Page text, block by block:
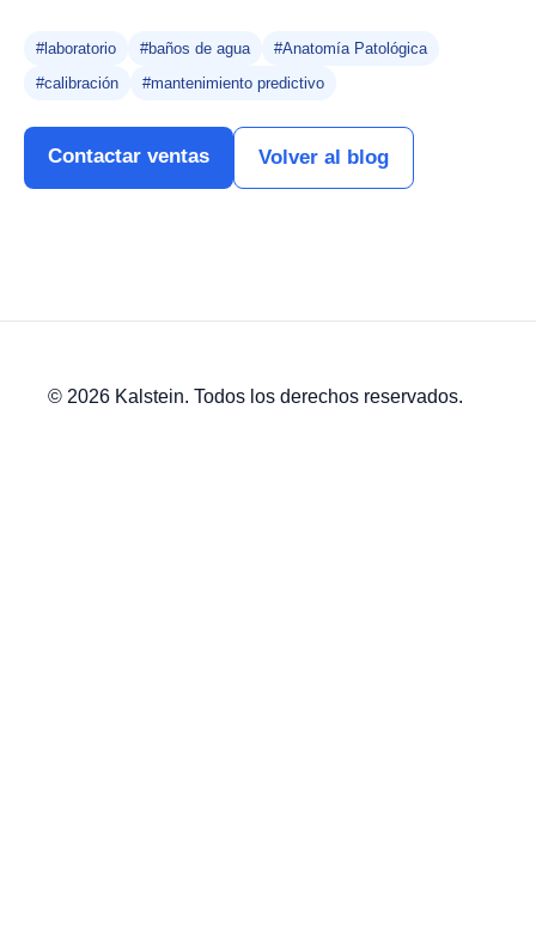
#laboratorio #baños de agua
#Anatomía Patológica
#calibración
#mantenimiento predictivo
Contactar ventas Volver al blog
© 2026 Kalstein. Todos los derechos reservados.